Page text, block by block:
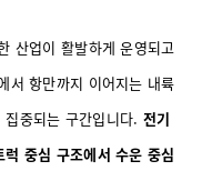
산업이 활발하게 운영되고
서 항만까지 이어지는 내륙
중되는 구간입니다. 전기
중심 구조에서 수운 중심